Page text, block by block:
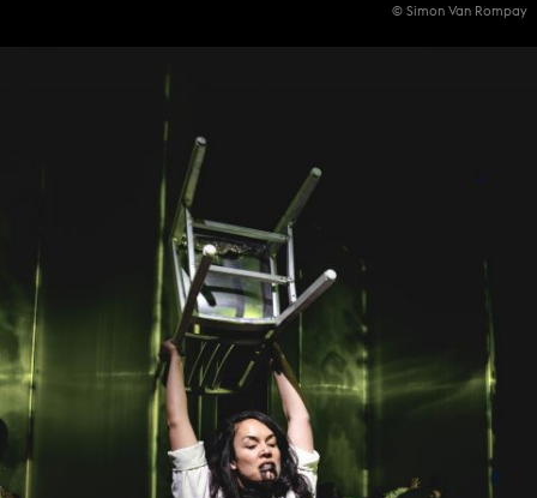
© Simon Van Rompay